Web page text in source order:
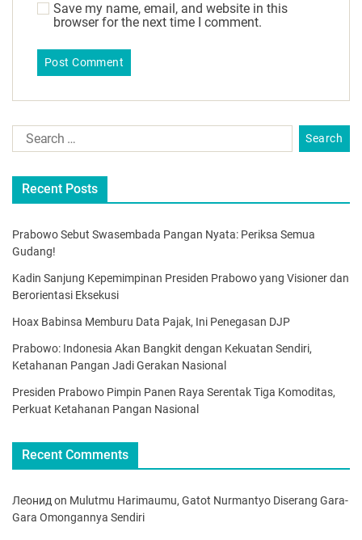
Save my name, email, and website in this
browser for the next time I comment.
Recent Posts
Prabowo Sebut Swasembada Pangan Nyata: Periksa Semua
Gudang!
Kadin Sanjung Kepemimpinan Presiden Prabowo yang Visioner dan
Berorientasi Eksekusi
Hoax Babinsa Memburu Data Pajak, Ini Penegasan DJP
Prabowo: Indonesia Akan Bangkit dengan Kekuatan Sendiri,
Ketahanan Pangan Jadi Gerakan Nasional
Presiden Prabowo Pimpin Panen Raya Serentak Tiga Komoditas,
Perkuat Ketahanan Pangan Nasional
Recent Comments
Леонид on Mulutmu Harimaumu, Gatot Nurmantyo Diserang Gara-
Gara Omongannya Sendiri